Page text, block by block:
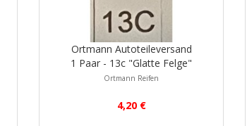
Ortmann Autoteileversand
1 Paar - 13c "Glatte Felge"
Ortmann Reifen
4,20 €